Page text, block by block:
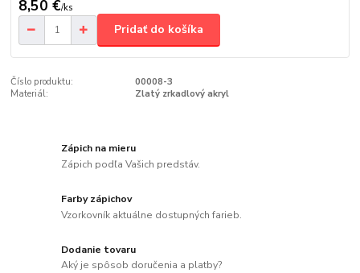
8,50 €/ks
Pridať do košíka
Číslo produktu:
00008-3
Materiál:
Zlatý zrkadlový akryl
Zápich na mieru
Zápich podľa Vašich predstáv.
Farby zápichov
Vzorkovník aktuálne dostupných farieb.
Dodanie tovaru
Aký je spôsob doručenia a platby?